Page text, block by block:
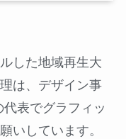
した地域再生大
は、デザイン事
表でグラフィッ
いしています。